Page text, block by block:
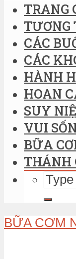
TRANG
TƯƠNG
CÁC
CÁC
HÀNH
HOAN
SUY
VUI
BỮA
THÁNH
BỮA CƠM